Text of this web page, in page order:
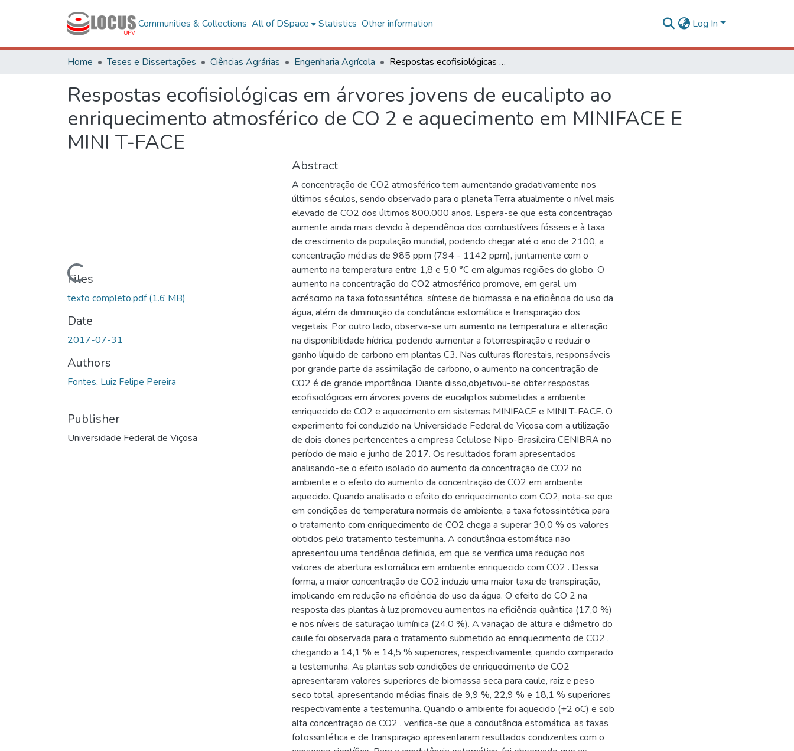
Communities & Collections All of DSpace Statistics Other information Log In
Home Teses e Dissertações Ciências Agrárias Engenharia Agrícola Respostas ecofisiológicas em árvores jovens de eucalipto ao enriquecimento atmosférico de CO 2 e aquecimento em MINIFACE E MINI T-FACE
Respostas ecofisiológicas em árvores jovens de eucalipto ao
enriquecimento atmosférico de CO 2 e aquecimento em MINIFACE E
MINI T-FACE
Loading...
Files
texto completo.pdf(1.6 MB)
Date
2017-07-31
Authors
Fontes, Luiz Felipe Pereira
Publisher
Universidade Federal de Viçosa
Abstract
A concentração de CO2 atmosférico tem aumentando gradativamente nos
últimos séculos, sendo observado para o planeta Terra atualmente o nível mais
elevado de CO2 dos últimos 800.000 anos. Espera-se que esta concentração
aumente ainda mais devido à dependência dos combustíveis fósseis e à taxa
de crescimento da população mundial, podendo chegar até o ano de 2100, a
concentração médias de 985 ppm (794 - 1142 ppm), juntamente com o
aumento na temperatura entre 1,8 e 5,0 °C em algumas regiões do globo. O
aumento na concentração do CO2 atmosférico promove, em geral, um
acréscimo na taxa fotossintética, síntese de biomassa e na eficiência do uso da
água, além da diminuição da condutância estomática e transpiração dos
vegetais. Por outro lado, observa-se um aumento na temperatura e alteração
na disponibilidade hídrica, podendo aumentar a fotorrespiração e reduzir o
ganho líquido de carbono em plantas C3. Nas culturas florestais, responsáveis
por grande parte da assimilação de carbono, o aumento na concentração de
CO2 é de grande importância. Diante disso,objetivou-se obter respostas
ecofisiológicas em árvores jovens de eucaliptos submetidas a ambiente
enriquecido de CO2 e aquecimento em sistemas MINIFACE e MINI T-FACE. O
experimento foi conduzido na Universidade Federal de Viçosa com a utilização
de dois clones pertencentes a empresa Celulose Nipo-Brasileira CENIBRA no
período de maio e junho de 2017. Os resultados foram apresentados
analisando-se o efeito isolado do aumento da concentração de CO2 no
ambiente e o efeito do aumento da concentração de CO2 em ambiente
aquecido. Quando analisado o efeito do enriquecimento com CO2, nota-se que
em condições de temperatura normais de ambiente, a taxa fotossintética para
o tratamento com enriquecimento de CO2 chega a superar 30,0 % os valores
obtidos pelo tratamento testemunha. A condutância estomática não
apresentou uma tendência definida, em que se verifica uma redução nos
valores de abertura estomática em ambiente enriquecido com CO2 . Dessa
forma, a maior concentração de CO2 induziu uma maior taxa de transpiração,
implicando em redução na eficiência do uso da água. O efeito do CO 2 na
resposta das plantas à luz promoveu aumentos na eficiência quântica (17,0 %)
e nos níveis de saturação lumínica (24,0 %). A variação de altura e diâmetro do
caule foi observada para o tratamento submetido ao enriquecimento de CO2 ,
chegando a 14,1 % e 14,5 % superiores, respectivamente, quando comparado
a testemunha. As plantas sob condições de enriquecimento de CO2
apresentaram valores superiores de biomassa seca para caule, raiz e peso
seco total, apresentando médias finais de 9,9 %, 22,9 % e 18,1 % superiores
respectivamente a testemunha. Quando o ambiente foi aquecido (+2 oC) e sob
alta concentração de CO2 , verifica-se que a condutância estomática, as taxas
fotossintética e de transpiração apresentaram resultados condizentes com o